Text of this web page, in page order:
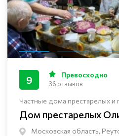
Частные дома престарелых и
Дом престарелых
Московская область,
9 Превосходно
36 отзывов